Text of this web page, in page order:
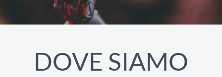
DOVE SIAMO